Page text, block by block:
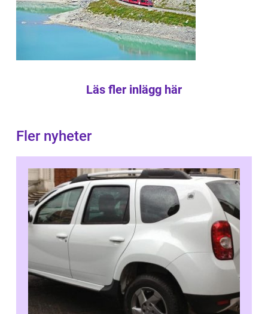
Läs fler inlägg här
Fler nyheter